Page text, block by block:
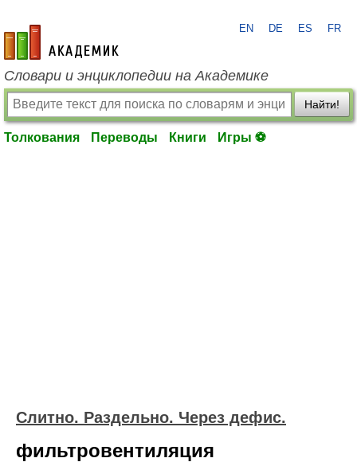
academic.ru
EN DE ES FR
Словари и энциклопедии на Академике
Найти!
Толкования Переводы Книги Игры ⚽
Слитно. Раздельно. Через дефис.
фильтровентиляция